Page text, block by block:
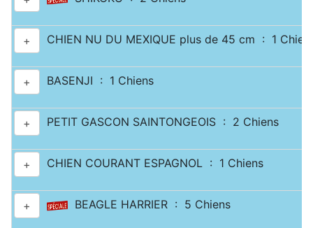
+ CHIEN NU DU MEXIQUE plus de 45 cm : 1
+ BASENJI : 1 Chiens
+ PETIT GASCON SAINTONGEOIS : 2 Chiens
+ CHIEN COURANT ESPAGNOL : 1 Chiens
+ BEAGLE HARRIER : 5 Chiens